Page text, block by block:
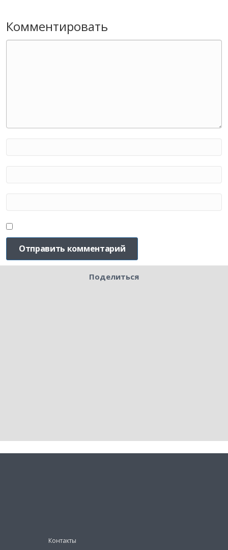
Комментировать
Поделиться
Контакты